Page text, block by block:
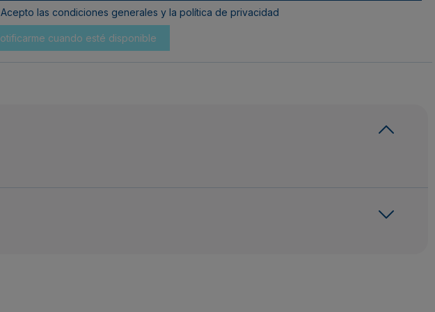
Acepto las condiciones generales y la política de privacidad